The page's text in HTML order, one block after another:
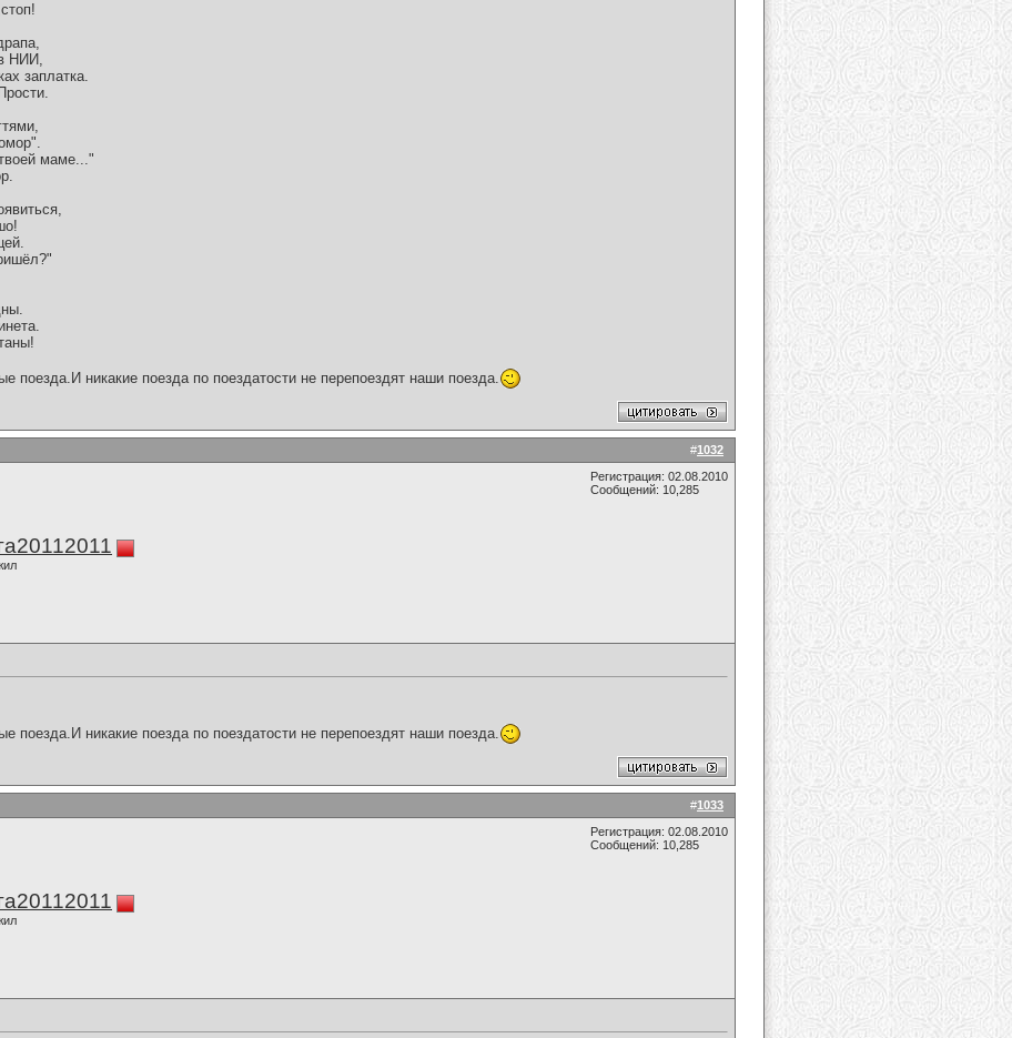
НИИ,
заплатка.
маме..."
поезда.И никакие поезда по поездатости не перепоездят наши поезда.
#1032
Регистрация: 02.08.2010
Сообщений: 10,285
поезда.И никакие поезда по поездатости не перепоездят наши поезда.
#1033
Регистрация: 02.08.2010
Сообщений: 10,285